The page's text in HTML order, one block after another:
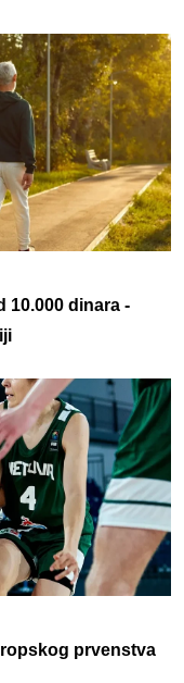
10.000 dinara -
prvenstva